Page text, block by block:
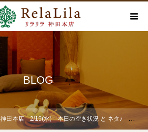
BLOG
神田本店 2/19(水) 本日の空き状況 と ネタ♪ 本日も朝5時まで深夜営業しています☆